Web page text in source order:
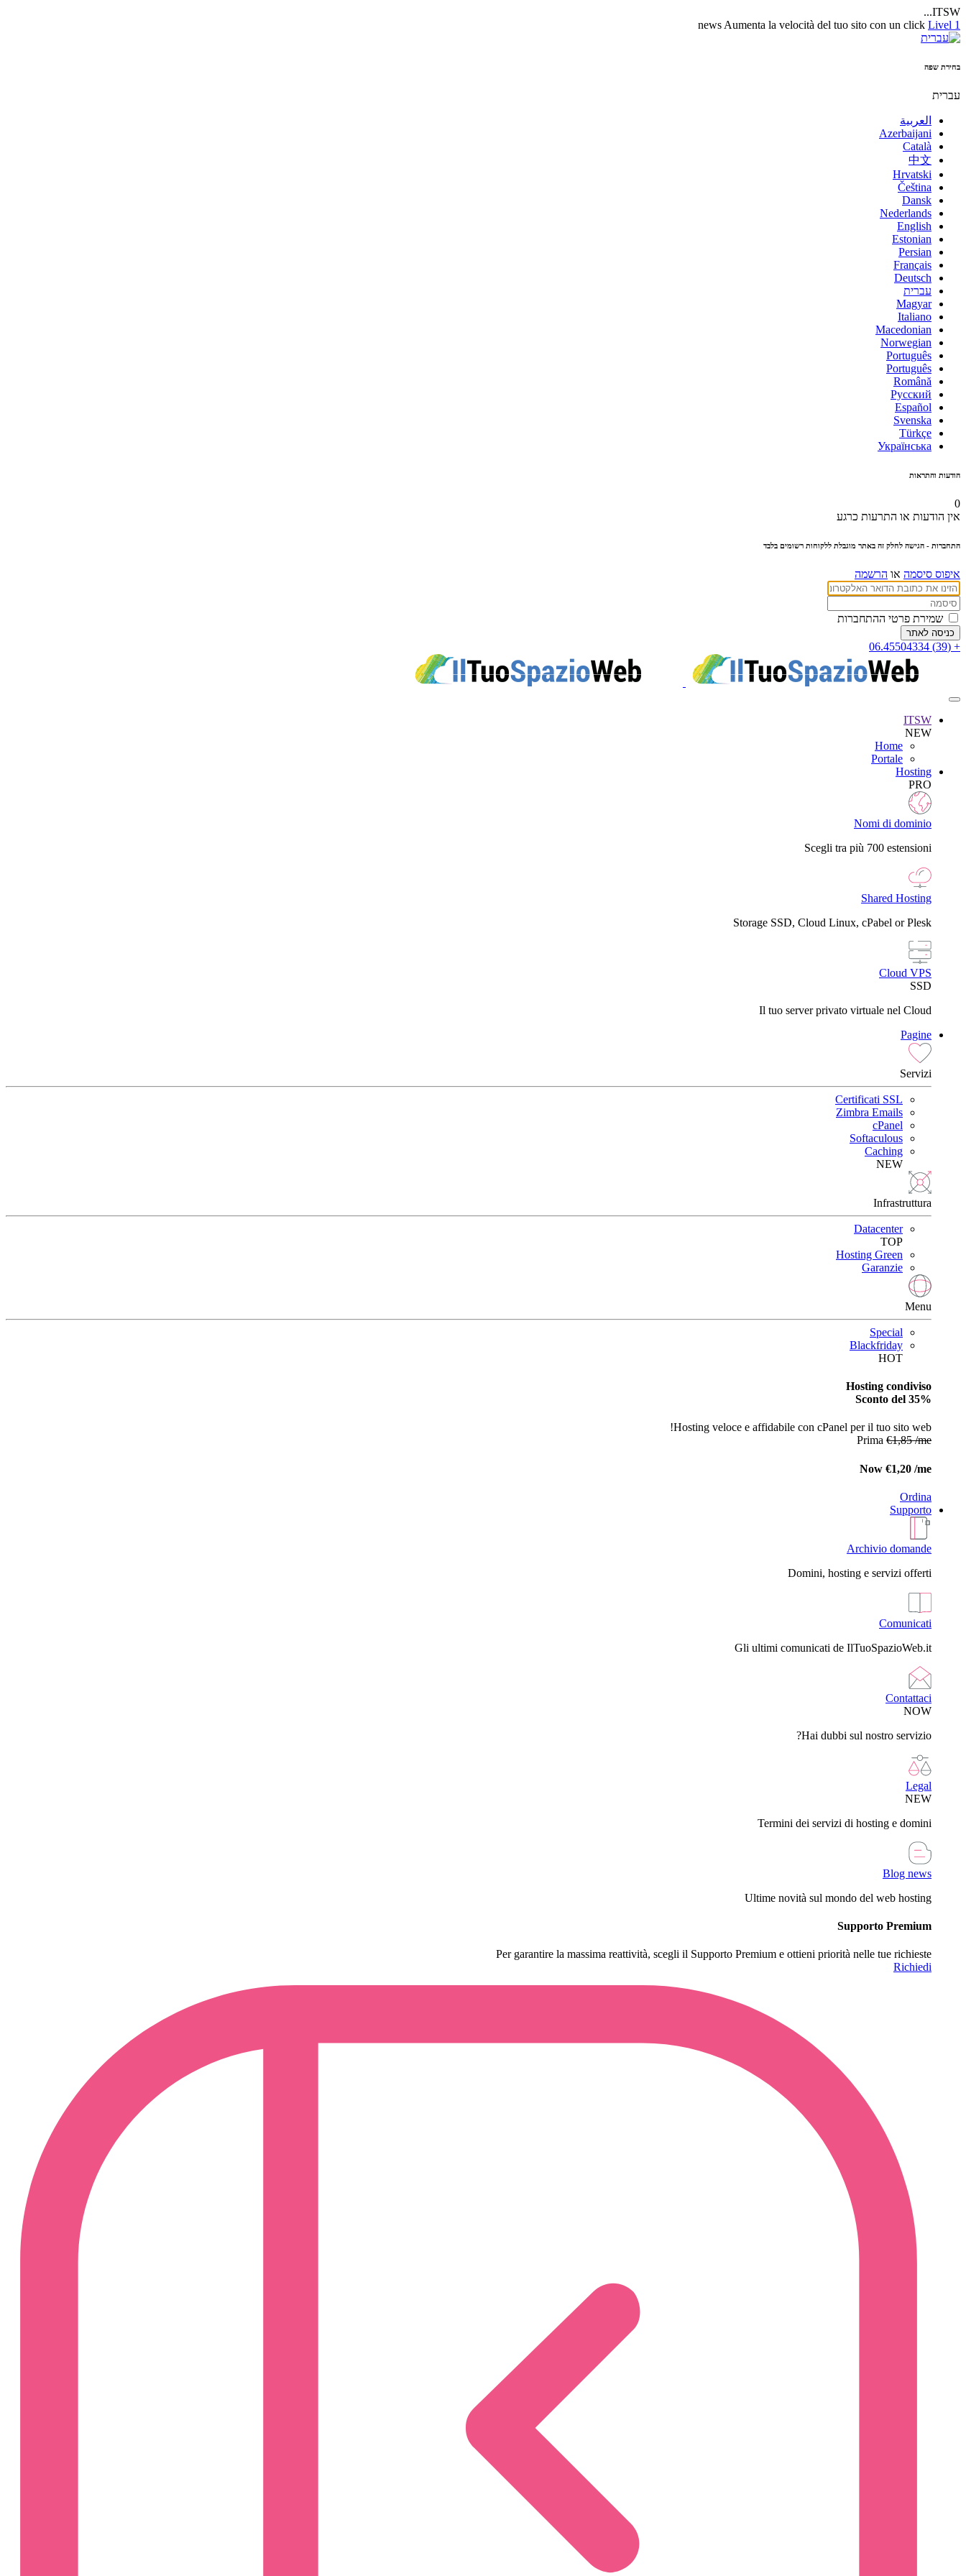
ITSW...
news Aumenta la velocità del tuo sito con un click Livel 1
בחירת שפה
עברית
العربية
Azerbaijani
Català
中文
Hrvatski
Čeština
Dansk
Nederlands
English
Estonian
Persian
Français
Deutsch
עברית
Magyar
Italiano
Macedonian
Norwegian
Português
Português
Română
Русский
Español
Svenska
Türkçe
Українська
הודעות והתראות
0
אין הודעות או התרעות כרגע
התחברות - הגישה לחלק זה באתר מוגבלת ללקוחות רשומים בלבד
איפוס סיסמה או הרשמה
שמירת פרטי ההתחברות
+ (39) 06.45504334
ITSW
NEW
Home
Portale
Hosting
PRO
Nomi di dominio
Scegli tra più 700 estensioni
Shared Hosting
Storage SSD, Cloud Linux, cPabel or Plesk
Cloud VPS
SSD
Il tuo server privato virtuale nel Cloud
Pagine
Servizi
Certificati SSL
Zimbra Emails
cPanel
Softaculous
Caching
NEW
Infrastruttura
Datacenter
TOP
Hosting Green
Garanzie
Menu
Special
Blackfriday
HOT
Hosting condiviso
Sconto del 35%
Hosting veloce e affidabile con cPanel per il tuo sito web!
Prima €1,85 /me
Now €1,20 /me
Ordina
Supporto
Archivio domande
Domini, hosting e servizi offerti
Comunicati
Gli ultimi comunicati de IlTuoSpazioWeb.it
Contattaci
NOW
Hai dubbi sul nostro servizio?
Legal
NEW
Termini dei servizi di hosting e domini
Blog news
Ultime novità sul mondo del web hosting
Supporto Premium
Per garantire la massima reattività, scegli il Supporto Premium e ottieni priorità nelle tue richieste
Richiedi